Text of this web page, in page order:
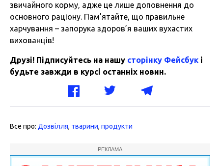
звичайного корму, адже це лише доповнення до
основного раціону. Пам’ятайте, що правильне
харчування – запорука здоров’я ваших вухастих
вихованців!
Друзі! Підписуйтесь на нашу сторінку Фейсбук і
будьте завжди в курсі останніх новин.
Все про: Дозвілля, тварини, продукти
РЕКЛАМА